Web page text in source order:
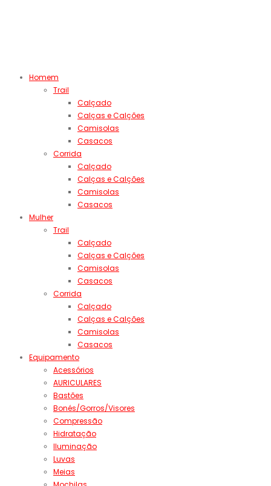
Homem
Trail
Calçado
Calças e Calções
Camisolas
Casacos
Corrida
Calçado
Calças e Calções
Camisolas
Casacos
Mulher
Trail
Calçado
Calças e Calções
Camisolas
Casacos
Corrida
Calçado
Calças e Calções
Camisolas
Casacos
Equipamento
Acessórios
AURICULARES
Bastões
Bonés/Gorros/Visores
Compressão
Hidratação
Iluminação
Luvas
Meias